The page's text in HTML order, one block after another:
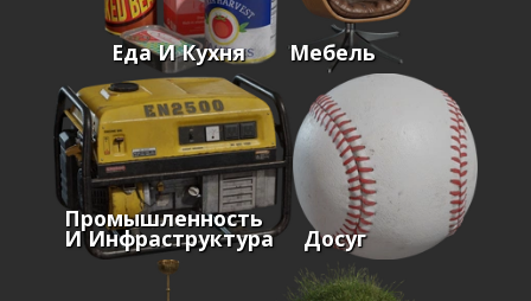
Еда И Кухня Мебель
Промышленность
И Инфраструктура Досуг